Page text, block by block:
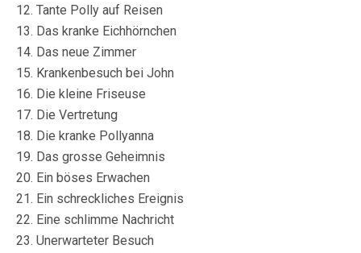
12. Tante Polly auf Reisen
13. Das kranke Eichhörnchen
14. Das neue Zimmer
15. Krankenbesuch bei John
16. Die kleine Friseuse
17. Die Vertretung
18. Die kranke Pollyanna
19. Das grosse Geheimnis
20. Ein böses Erwachen
21. Ein schreckliches Ereignis
22. Eine schlimme Nachricht
23. Unerwarteter Besuch